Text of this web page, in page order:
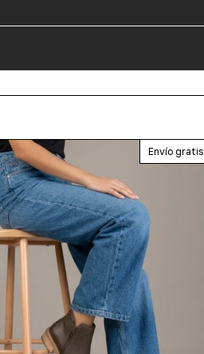
Envío gratis